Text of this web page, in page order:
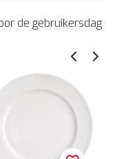
de gebruikersdag